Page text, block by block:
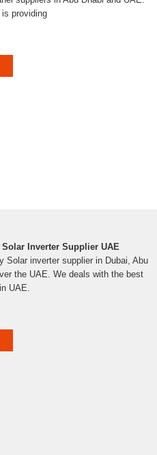
providing
Inverter Supplier UAE
Solar inverter supplier in Dubai, Abu
the UAE. We deals with the best
UAE.